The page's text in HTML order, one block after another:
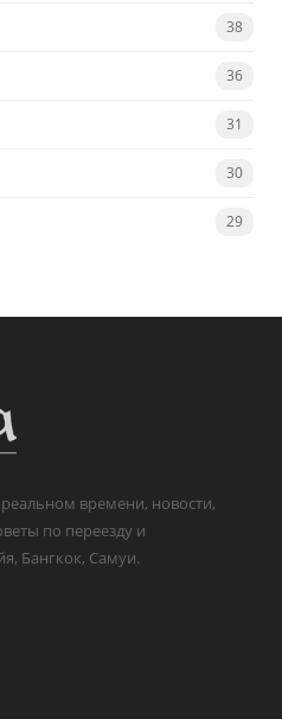
38
36
31
30
29
времени, новости,
по переезду и
Бангкок, Самуи.